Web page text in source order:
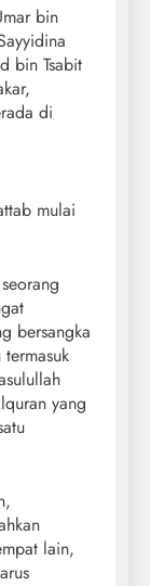
bin
bin Tsabit
di
mulai
bersangka
yang
lain,